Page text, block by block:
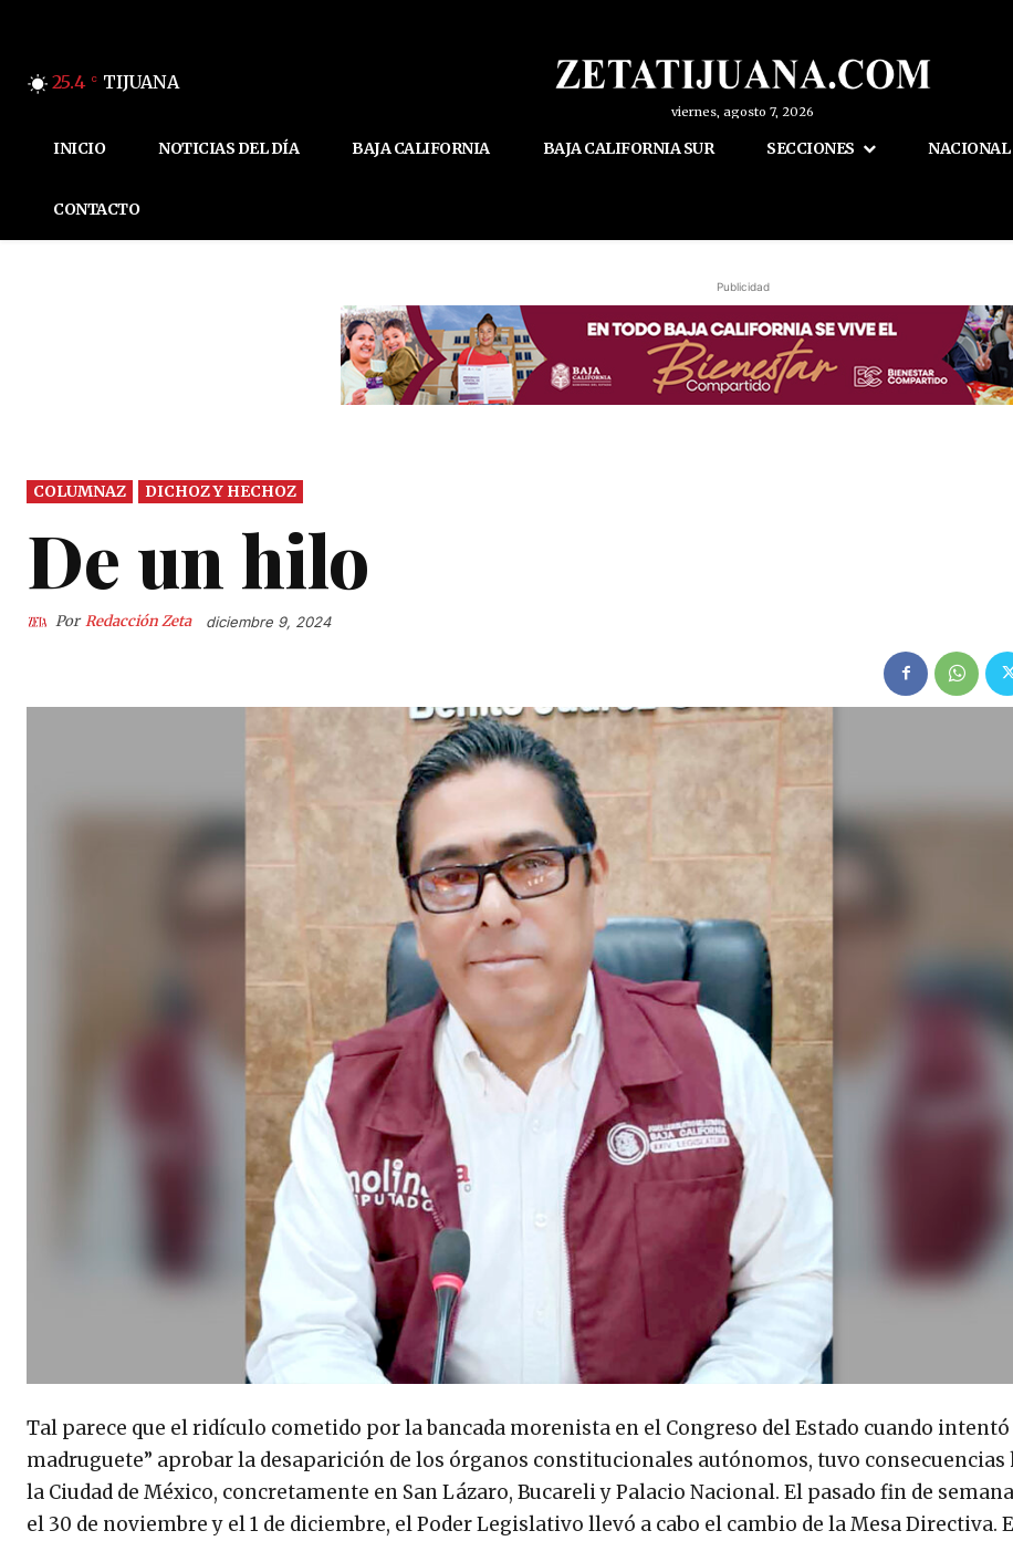
25.4 C TIJUANA
viernes, agosto 7, 2026
INICIO NOTICIAS DEL DÍA BAJA CALIFORNIA BAJA CALIFORNIA SUR SECCIONES NACIONAL
CONTACTO
Publicidad
COLUMNAZ DICHOZ Y HECHOZ
De un hilo
Por Redacción Zeta diciembre 9, 2024
Tal parece que el ridículo cometido por la bancada morenista en el Congreso del Estado cuando intentó
madruguete” aprobar la desaparición de los órganos constitucionales autónomos, tuvo consecuencias
la Ciudad de México, concretamente en San Lázaro, Bucareli y Palacio Nacional. El pasado fin de
el 30 de noviembre y el 1 de diciembre, el Poder Legislativo llevó a cabo el cambio de la Mesa Directiva.